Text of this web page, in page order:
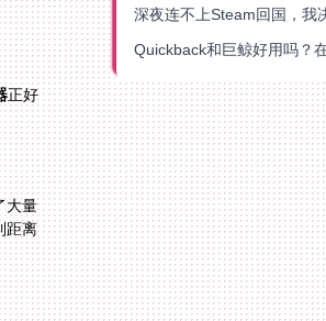
正好
大量
界杯直播，它会自动匹配到距离